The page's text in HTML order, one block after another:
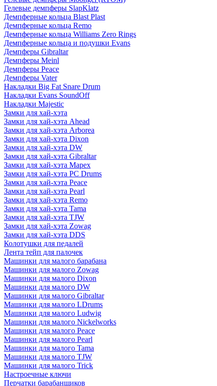
Гелевые демпферы SlapKlatz
Демпферные кольца Blast Plast
Демпферные кольца Remo
Демпферные кольца Williams Zero Rings
Демпферные кольца и подушки Evans
Демпферы Gibraltar
Демпферы Meinl
Демпферы Peace
Демпферы Vater
Накладки Big Fat Snare Drum
Накладки Evans SoundOff
Накладки Majestic
Замки для хай-хэта
Замки для хай-хэта Ahead
Замки для хай-хэта Arborea
Замки для хай-хэта Dixon
Замки для хай-хэта DW
Замки для хай-хэта Gibraltar
Замки для хай-хэта Mapex
Замки для хай-хэта PC Drums
Замки для хай-хэта Peace
Замки для хай-хэта Pearl
Замки для хай-хэта Remo
Замки для хай-хэта Tama
Замки для хай-хэта TJW
Замки для хай-хэта Zowag
Замки для хай-хэта DDS
Колотушки для педалей
Лента тейп для палочек
Машинки для малого барабана
Машинки для малого Zowag
Машинки для малого Dixon
Машинки для малого DW
Машинки для малого Gibraltar
Машинки для малого LDrums
Машинки для малого Ludwig
Машинки для малого Nickelworks
Машинки для малого Peace
Машинки для малого Pearl
Машинки для малого Tama
Машинки для малого TJW
Машинки для малого Trick
Настроечные ключи
Перчатки барабанщиков